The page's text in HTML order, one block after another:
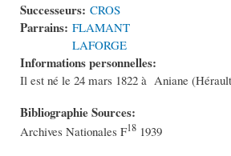
Successeurs: CROS
Parrains: FLAMANT
LAFORGE
Informations personnelles:
Il est né le 24 mars 1822 à Aniane
Bibliographie Sources:
Archives Nationales F18 1939